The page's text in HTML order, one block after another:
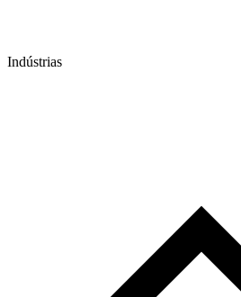
Indústrias